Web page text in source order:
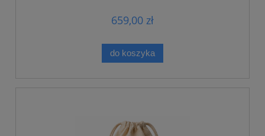
659,00 zł
do koszyka